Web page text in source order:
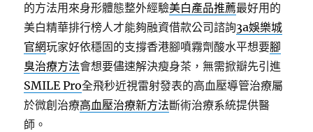
的方法用來身形體態整外經驗美白產品推薦最好用的
美白精華排行榜人才能夠融資借款公司諮詢3a娛樂城
官網玩家好依穩固的支撐香港腳噴霧劑酸水平想要腳
臭治療方法會想要儘速解決瘦身茶，無需掀瓣先引進
SMILE Pro全飛秒近視雷射發表的高血壓導管治療屬
於微創治療高血壓治療新方法斷術治療系統提供醫
師。